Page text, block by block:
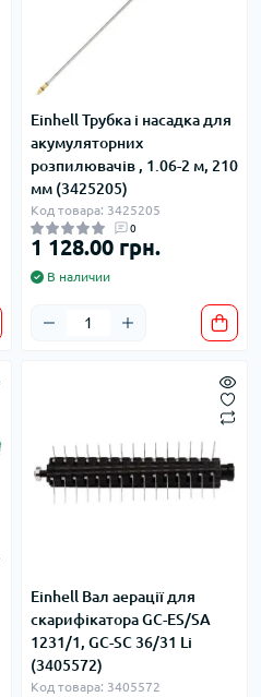
Einhell Трубка і насадка для
акумуляторних
розпилювачів , 1.06-2 м, 210
мм (3425205)
Код товара: 3425205
0
1 128.00 грн.
В наличии
Einhell Вал аерації для
скарифікатора GC-ES/SA
1231/1, GC-SC 36/31 Li
(3405572)
Код товара: 3405572